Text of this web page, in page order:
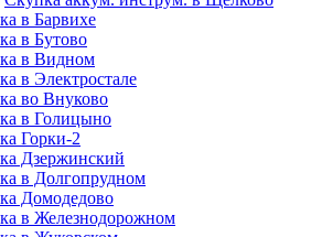
в Барвихе
в Бутово
в Видном
в Электростале
во Внуково
в Голицыно
Горки-2
Дзержинский
в Долгопрудном
Домодедово
в Железнодорожном